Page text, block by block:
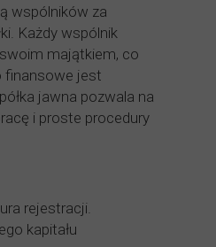
wspólników za
Każdy wspólnik
majątkiem, co
finansowe jest
jawna pozwala na
i proste procedury
rejestracji.
kapitału